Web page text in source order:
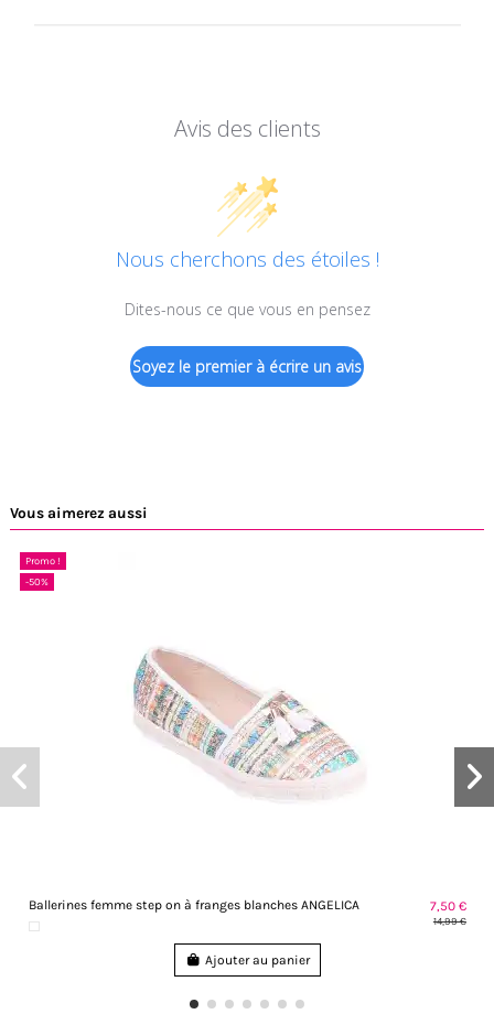
Avis des clients
Nous cherchons des étoiles !
Dites-nous ce que vous en pensez
Soyez le premier à écrire un avis
Vous aimerez aussi
Promo !
-50%
Ballerines femme step on à franges blanches ANGELICA 7,50 €
14,99 €
Ajouter au panier